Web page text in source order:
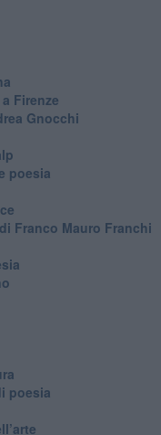
Firenze
Gnocchi
poesia
Franco Mauro Franchi
poesia